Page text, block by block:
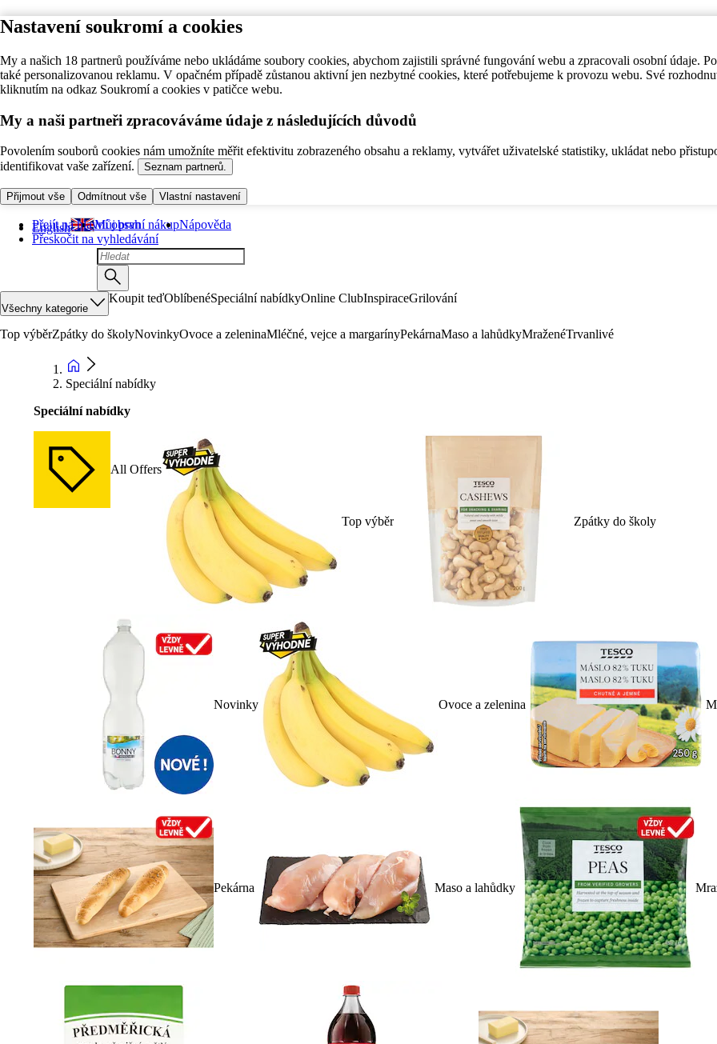
Nastavení soukromí a cookies
My a našich 18 partnerů používáme nebo ukládáme soubory cookies, abychom zajistili správné fungování webu a zpracovali osobní údaje.
také personalizovanou reklamu. V opačném případě zůstanou aktivní jen nezbytné cookies, které potřebujeme k provozu webu. Své
kliknutím na odkaz Soukromí a cookies v patičce webu.
My a naši partneři zpracováváme údaje z následujících důvodů
Povolením souborů cookies nám umožníte měřit efektivitu zobrazeného obsahu a reklamy, vytvářet uživatelské statistiky, ukládat nebo
identifikovat vaše zařízení.
Seznam partnerů.
Přijmout vše Odmítnout vše Vlastní nastavení
Přejít na hlavní obsah
Přeskočit na vyhledávání
English Můj první nákupNápověda
Všechny kategorie
Koupit teďOblíbenéSpeciální nabídkyOnline ClubInspiraceGrilování
Top výběrZpátky do školyNovinkyOvoce a zeleninaMléčné, vejce a margarínyPekárnaMaso a lahůdkyMraženéTrvanlivé
Speciální nabídky
Speciální nabídky
All Offers
Top výběr Zpátky do školy
Novinky Ovoce a zelenina
Pekárna Maso a lahůdky